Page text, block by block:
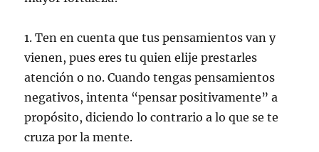
1. Ten en cuenta que tus pensamientos van y
vienen, pues eres tu quien elije prestarles
atención o no. Cuando tengas pensamientos
negativos, intenta “pensar positivamente” a
propósito, diciendo lo contrario a lo que se te
cruza por la mente.